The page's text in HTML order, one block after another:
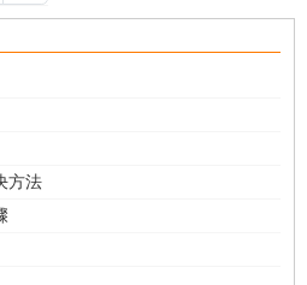
方法